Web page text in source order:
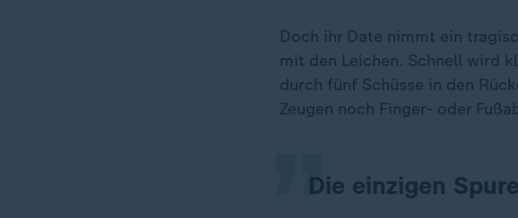
Doch ihr Date nimmt ein
mit den Leichen. Schnell wird
durch fünf Schüsse in den
Zeugen noch Finger- oder
Die einzigen
„